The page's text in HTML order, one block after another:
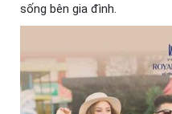
sống bên gia đình.